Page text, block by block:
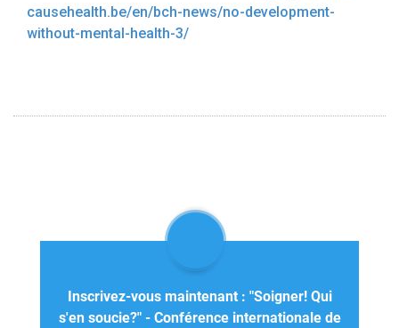
causehealth.be/en/bch-news/no-development-
without-mental-health-3/
Inscrivez-vous maintenant : "Soigner! Qui
s'en soucie?" - Conférence internationale de